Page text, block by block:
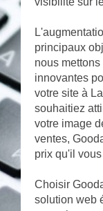
principaux
nous
innovantes
votre site à
souhaitiez
votre image
ventes,
prix qu'il vous
Choisir
solution web